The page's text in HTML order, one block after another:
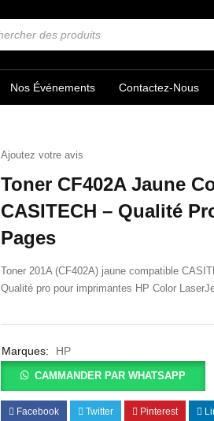
Nos Événements Contactez-Nous
Ajoutez votre avis
Toner CF402A Jaune
CASITECH – Qualité
Pages
Toner 201A (CF402A) jaune compatible
Qualité pro pour imprimantes HP Color
Marques: HP
CAMMANDER PAR WHATSAPP
Facebook Twitter Pinterest